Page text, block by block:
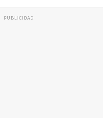
PUBLICIDAD